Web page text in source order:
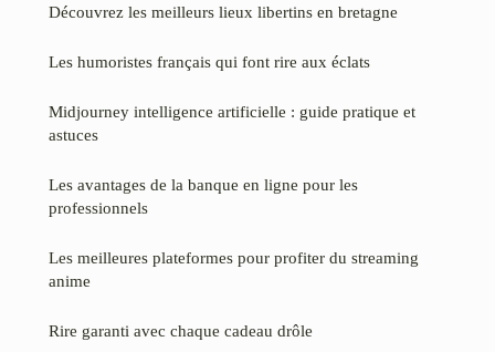
Découvrez les meilleurs lieux libertins en bretagne
Les humoristes français qui font rire aux éclats
Midjourney intelligence artificielle : guide pratique et
astuces
Les avantages de la banque en ligne pour les
professionnels
Les meilleures plateformes pour profiter du streaming
anime
Rire garanti avec chaque cadeau drôle